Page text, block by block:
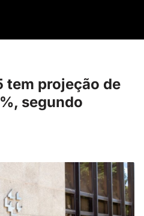
tem projeção de
segundo